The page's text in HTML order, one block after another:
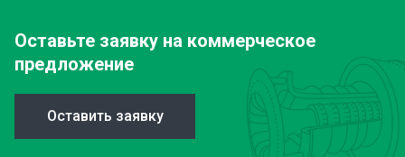
Оставьте заявку на коммерческое
предложение
Оставить заявку